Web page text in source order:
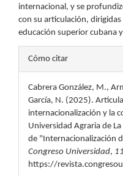
internacional, y se
con su articulación,
educación superior cubana
Detalles
del
artículo
Cómo citar
Cabrera González, M.,
García, N. (2025).
internacionalización y la
Universidad Agraria de
de "Internacionalización
Congreso Universidad, 11
https://